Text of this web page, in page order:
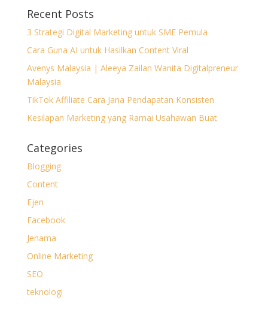
Recent Posts
3 Strategi Digital Marketing untuk SME Pemula
Cara Guna AI untuk Hasilkan Content Viral
Avenys Malaysia | Aleeya Zailan Wanita Digitalpreneur
Malaysia
TikTok Affiliate Cara Jana Pendapatan Konsisten
Kesilapan Marketing yang Ramai Usahawan Buat
Categories
Blogging
Content
Ejen
Facebook
Jenama
Online Marketing
SEO
teknologi